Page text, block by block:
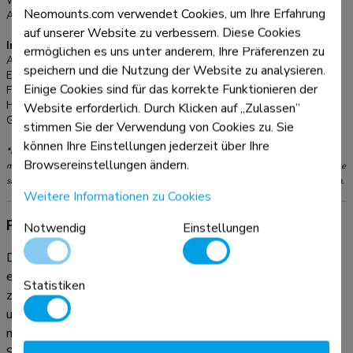
passend zu den meisten Desktop-und Tower-PCs. Die
angeführten Daten zeigen maximale und minimale Breite und
Tiefe der Halterung. Das benötigte Befestigungsmaterial ist
im Lieferumfang enthalten
Anpassungstyp:
Manuell
Informationen
Artikelnummer:
EAN:
8717371442217
Farbe:
Silber
Hauptmaterial:
Stahl
Garantie:
*Bitte beachten: Die angegebenen Zollgrößen sind nur ein Anhaltspunkt, kombiniert
mit dem Gewicht und den VESA-Größen. Das maximale Gewicht und die VESA-Größe
sind absolute Beschränkungen für die Produkte und sollten nicht überschritten werden.
Produktinformationen
Die Neomounts PC Halterung, Modell CPU-D100SILVER,
ermöglicht es Ihnen, einen Computer unter dem Schreibtisch
zu montieren. Diese PC-Halterung schafft einen ordentlichen
und sauberen Schreibtisch, weil sie unter dem Schreibtisch
montiert wird und keinen wertvollen Platz auf dem
Neomounts.com verwendet Cookies, um Ihre Erfahrung
auf unserer Website zu verbessern. Diese Cookies
ermöglichen es uns unter anderem, Ihre Präferenzen zu
speichern und die Nutzung der Website zu analysieren.
Einige Cookies sind für das korrekte Funktionieren der
Website erforderlich. Durch Klicken auf „Zulassen”
stimmen Sie der Verwendung von Cookies zu. Sie
können Ihre Einstellungen jederzeit über Ihre
Browsereinstellungen ändern.
Weitere Informationen zu Cookies
Notwendig
Einstellungen
Statistiken